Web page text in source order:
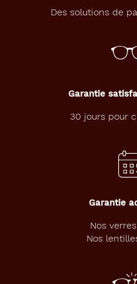
Des solutions de
Garantie
30 jours pour
Garantie
Nos
Nos